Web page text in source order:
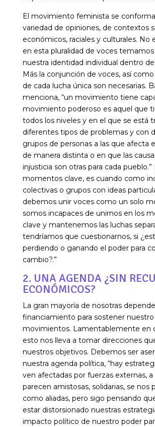
El movimiento feminista se
variedad de opiniones, de contextos
económicos, raciales y culturales. No
en esta pluralidad de voces
nuestra identidad individual dentro
Más la conjunción de voces, así
de cada lucha única son necesarias.
menciona, “un movimiento tiene
movimiento poderoso es aquel que
todos los niveles y en el que se está
diferentes tipos de problemas y con
grupos de personas a las que afecta
de manera distinta o en que las
injusticia son otras para cada pueblo.”
momentos clave, es cuando como
colectivas o grupos con ideas
debemos unir voces como un solo
somos incapaces de unirnos en los
clave y mantenemos las luchas
tendríamos que cuestionarnos, si
perdiendo o ganando el poder para
cambio?.”
2. UNA AGENDA ¿SIN
ECONÓMICOS?
La gran mayoría de nosotras
financiamiento para sostener nuestro
movimientos. Lamentablemente en
esto nos lleva a tomar direcciones
nuestros objetivos. Debemos ser
nuestra agenda política, “hay
ven afectadas por fuerzas externas, a
parecen amistosas, solidarias, se nos
como aliadas, pero sigo pensando
estar distorsionado nuestras
impacto político de nuestro poder